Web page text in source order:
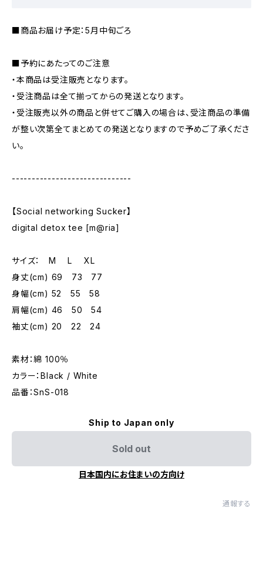
■商品お届け予定：5月中旬ごろ
■予約にあたってのご注意
・本商品は受注販売となります。
・受注商品は全て揃ってからの発送となります。
・受注販売以外の商品と併せてご購入の場合は、受注商品の準備
が整い次第全てまとめての発送となりますので予めご了承くださ
い。
------------------------------
【Social networking Sucker】
digital detox tee [m@ria]
サイズ： M L XL
身丈(cm) 69 73 77
身幅(cm) 52 55 58
肩幅(cm) 46 50 54
袖丈(cm) 20 22 24
素材：綿 100％
カラー：Black / White
品番：SnS-018
Ship to Japan only
Sold out
日本国内にお住まいの方向け
通報する